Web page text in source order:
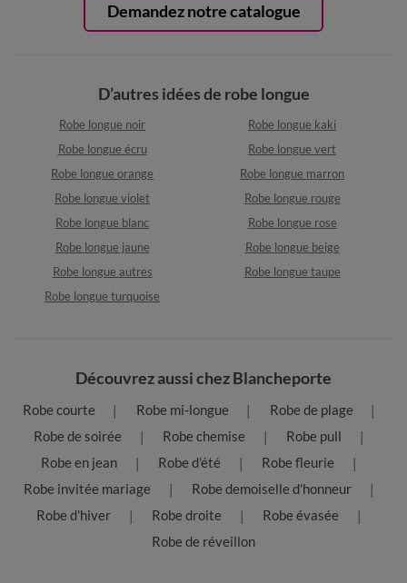
Demandez notre catalogue
D’autres idées de robe longue
Robe longue noir
Robe longue kaki
Robe longue écru
Robe longue vert
Robe longue orange
Robe longue marron
Robe longue violet
Robe longue rouge
Robe longue blanc
Robe longue rose
Robe longue jaune
Robe longue beige
Robe longue autres
Robe longue taupe
Robe longue turquoise
Découvrez aussi chez Blancheporte
Robe courte Robe mi-longue
Robe de plage
Robe de soirée
Robe chemise
Robe pull
Robe en jean
Robe d'été
Robe fleurie
Robe invitée mariage
Robe demoiselle d'honneur
Robe d'hiver
Robe droite
Robe évasée
Robe de réveillon